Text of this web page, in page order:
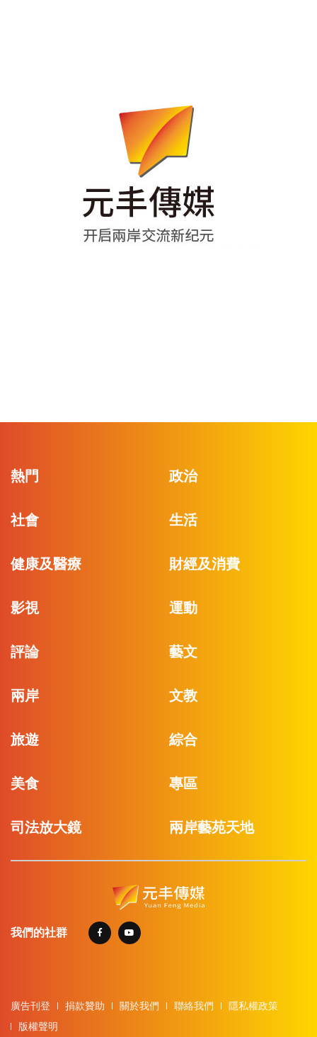
熱門 政治
社會 生活
健康及醫療 財經及消費
影視 運動
評論 藝文
兩岸 文教
旅遊 綜合
美食 專區
司法放大鏡 兩岸藝苑天地
我們的社群
廣告刊登 捐款贊助 關於我們 聯絡我們
隱私權政策
版權聲明